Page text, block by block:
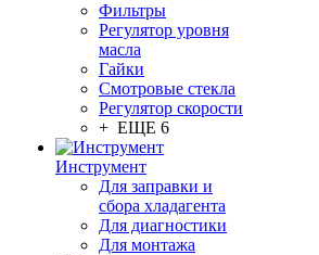
Фильтры
Регулятор уровня
масла
Гайки
Смотровые стекла
Регулятор скорости
+ ЕЩЕ 6
Инструмент
Для заправки и
сбора хладагента
Для диагностики
Для монтажа